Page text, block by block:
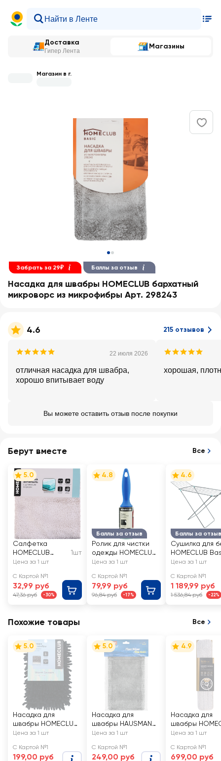
Доставка
Гипер Лента
Магазины
Магазин в г.
Забрать за 29₽ Баллы за отзыв
Насадка для швабры HOMECLUB бархатный
микроворс из микрофибры Арт. 298243
4.6 215 отзывов
22 июля 2026
отличная насадка для швабра,
хорошо впитывает воду
хорошая,
Вы можете оставить отзыв после покупки
Берут вместе Все
5.0
Салфетка
HOMECLUB
30x30см анти
ворсом,
микрофибра,
Арт. 9128
1шт
Цена за 1 шт
С Картой №1
32,99 руб
47,36 руб -30%
Баллы за отзыв
4.8
Ролик для чистки
одежды HOMECLUB
Люкс 45 слоев Арт.
Цена за 1 шт
С Картой №1
79,99 руб
96,84 руб -17%
Баллы за отзыв
4.6
Сушилка для
HOMECLUB
18м Арт. Н-1118
Цена за 1 шт
С Картой №1
1 189,99 руб
1 536,84 руб -22%
Похожие товары Все
5.0
Насадка для
швабры HOMECLUB
42,5х13см, шенилл,
Цена за 1 шт
С Картой №1
199,00 руб
5.0
Насадка для
швабры HAUSMANN
P-214, микрофибра,
Цена за 1 шт
С Картой №1
249,00 руб
4.9
Насадка для
швабры
Click 49х9см,
алюминий
Цена за 1 шт
С Картой №1
699,00 руб